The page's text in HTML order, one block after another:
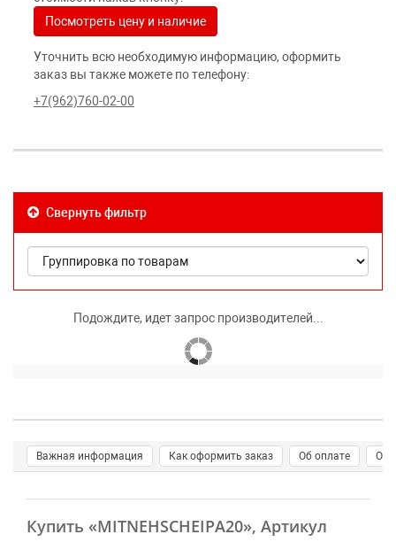
Посмотреть цену и наличие
Уточнить всю необходимую информацию, оформить
заказ вы также можете по телефону:
+7(962)760-02-00
Свернуть фильтр
Подождите, идет запрос производителей...
Важная информация Как оформить заказ Об оплате О
Купить «MITNEHSCHEIPA20», Артикул